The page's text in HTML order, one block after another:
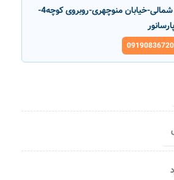
خیابان قاآنی شمالی-خیابان منوچهری-روبروی کوچه4-